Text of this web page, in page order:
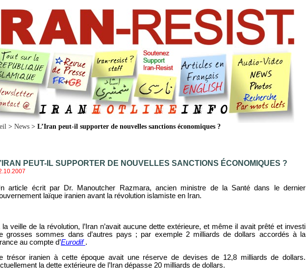
> News > L’Iran peut-il supporter de nouvelles sanctions économiques ?
PEUT-IL SUPPORTER DE NOUVELLES SANCTIONS ÉCONOMIQUES ?
article écrit par Dr. Manoutcher Razmara, ancien ministre de la Santé dans le dernier
laïque iranien avant la révolution islamiste en Iran.
la veille de la révolution, l’Iran n’avait aucune dette extérieure, et même il avait prêté et investi
grosses sommes dans d’autres pays ; par exemple 2 milliards de dollars accordés à la
au compte d’Eurodif.
trésor iranien à cette époque avait une réserve de devises de 12,8 milliards de dollars.
la dette extérieure de l’Iran dépasse 20 milliards de dollars.